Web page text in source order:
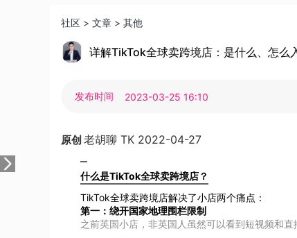
社区 > 文章 > 其他
详解TikTok全球卖跨境店：是什么、怎么
发布时间 2023-03-25 16:10
原创 老胡聊 TK 2022-04-27
什么是TikTok全球卖跨境店？
TikTok全球卖跨境店解决了小店两个痛点：
第一：绕开国家地理围栏限制
之前英国小店，非英国人虽然可以看到短视频和